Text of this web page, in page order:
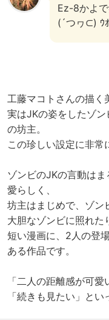
Ez-8かよ
(´つヮ⊂) ｳ
工藤マコトさんの描く
実はJKの姿をしたゾ
の坊主。
この珍しい設定に非常
ゾンビのJKの言動は
愛らしく、
坊主はまじめで、ゾン
大胆なゾンビに照れた
短い漫画に、2人の登
ある作品です。
「二人の距離感が可愛
「続きも見たい」とい